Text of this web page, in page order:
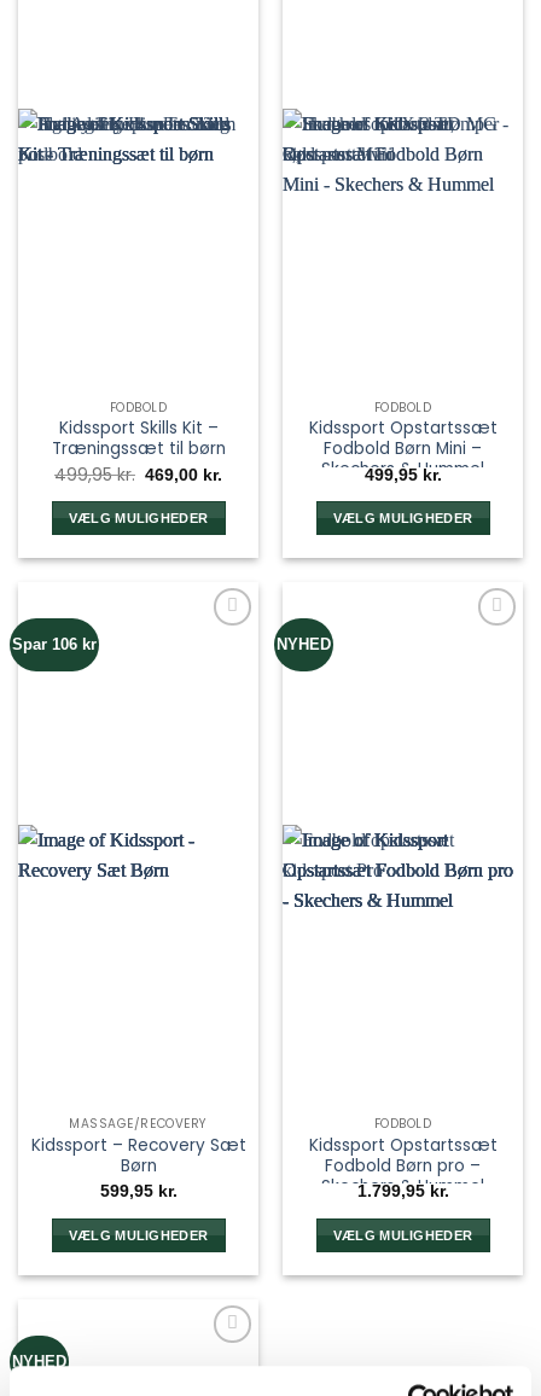
FODBOLD
Kidssport Skills Kit –
Træningssæt til børn
499,95kr. Den
oprindelige
pris
var:
499,95 kr..
469,00 kr.
pris
469,00 kr..
VÆLG MULIGHEDER
FODBOLD
Kidssport Opstartssæt
Fodbold Børn Mini –
Skechers & Hummel
499,95 kr.
VÆLG MULIGHEDER
Spar 106 kr
MASSAGE/RECOVERY
Kidssport – Recovery Sæt
Børn
599,95 kr.
VÆLG MULIGHEDER
NYHED
FODBOLD
Kidssport Opstartssæt
Fodbold Børn pro –
Skechers & Hummel
1.799,95 kr.
VÆLG MULIGHEDER
NYHED